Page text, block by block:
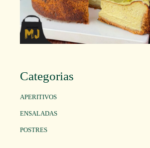
Categorias
APERITIVOS
ENSALADAS
POSTRES